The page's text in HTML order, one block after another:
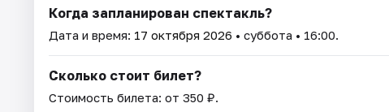
Когда запланирован спектакль?
Дата и время: 17 октября 2026 • суббота • 16:00.
Сколько стоит билет?
Стоимость билета: от 350 ₽.